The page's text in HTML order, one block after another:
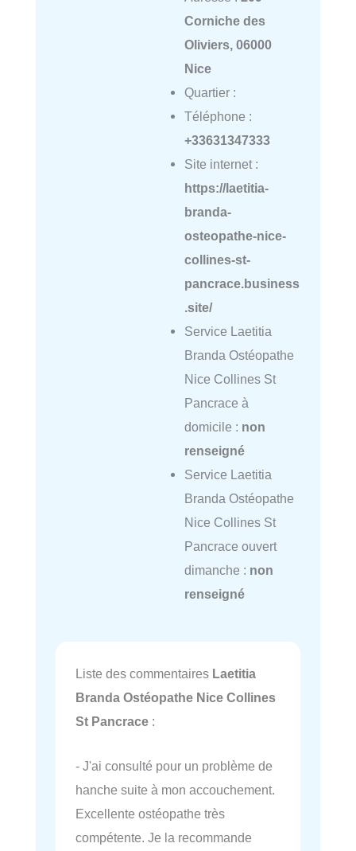
Corniche des
Oliviers, 06000
Nice
Quartier :
Téléphone :
+33631347333
Site internet :
https://laetitia-
branda-
osteopathe-nice-
collines-st-
pancrace.business
.site/
Service Laetitia
Branda Ostéopathe
Nice Collines St
Pancrace à
domicile : non
renseigné
Service Laetitia
Branda Ostéopathe
Nice Collines St
Pancrace ouvert
dimanche : non
renseigné
Liste des commentaires Laetitia
Branda Ostéopathe Nice Collines
St Pancrace :
- J'ai consulté pour un problème de
hanche suite à mon accouchement.
Excellente ostéopathe très
compétente. Je la recommande